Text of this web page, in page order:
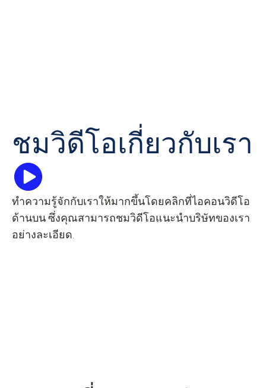
ชมวิดีโอเกี่ยวกับเรา
ทำความรู้จักกับเราให้มากขึ้นโดยคลิกที่ไอคอนวิดีโอ
ด้านบน ซึ่งคุณสามารถชมวิดีโอแนะนำบริษัทของเรา
อย่างละเอียด.